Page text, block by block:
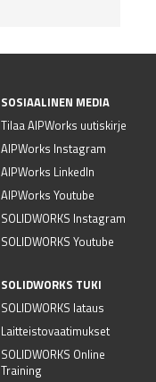
SOSIAALINEN MEDIA
Tilaa AIPWorks uutiskirje
AIPWorks Instagram
AIPWorks LinkedIn
AIPWorks Youtube
SOLIDWORKS Instagram
SOLIDWORKS Youtube
SOLIDWORKS TUKI
SOLIDWORKS lataus
Laitteistovaatimukset
SOLIDWORKS Online
Training